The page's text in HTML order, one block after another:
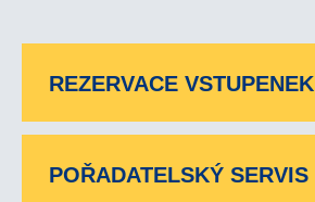
REZERVACE VSTUPENEK
POŘADATELSKÝ SERVIS